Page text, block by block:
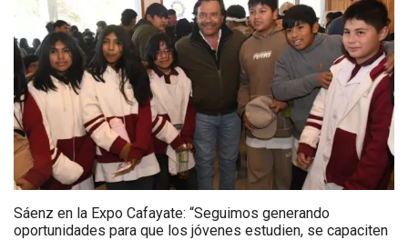
Sáenz en la Expo Cafayate: “Seguimos generando
oportunidades para que los jóvenes estudien, se capaciten